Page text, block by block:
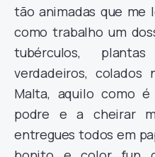
tão animadas que me
como trabalho um
tubérculos,
verdadeiros, colados
Malta, aquilo como
podre e a cheirar
entregues todos em